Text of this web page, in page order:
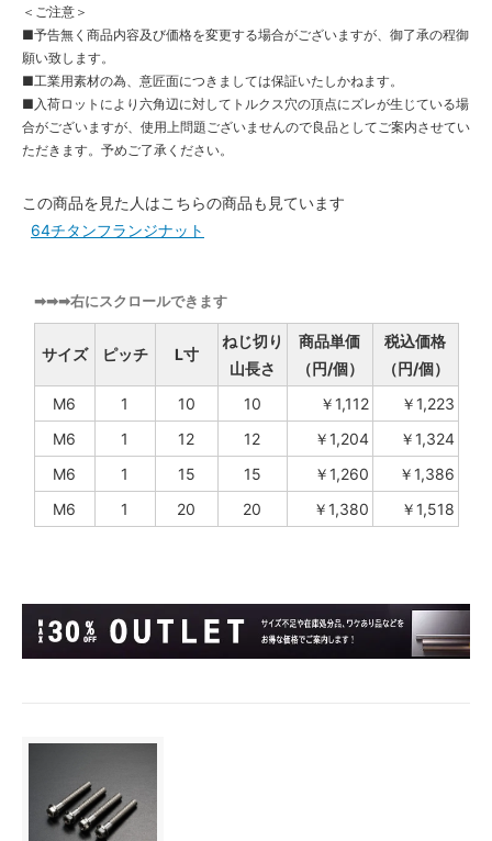
＜ご注意＞
■予告無く商品内容及び価格を変更する場合がございますが、御了承の程御
願い致します。
■工業用素材の為、意匠面につきましては保証いたしかねます。
■入荷ロットにより六角辺に対してトルクス穴の頂点にズレが生じている場
合がございますが、使用上問題ございませんので良品としてご案内させてい
ただきます。予めご了承ください。
この商品を見た人はこちらの商品も見ています
64チタンフランジナット
➡➡➡右にスクロールできます
サイズ ピッチ L寸
ねじ切り
山長さ
商品単価
（円/個）
税込価格
（円/個）
M6
1 10 10 ￥1,112
￥1,223
M6
1 12 12 ￥1,204
￥1,324
M6
1 15 15 ￥1,260
￥1,386
M6
1 20 20 ￥1,380 ￥1,518